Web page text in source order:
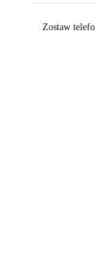
Zostaw